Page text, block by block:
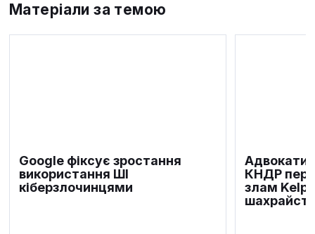
Матеріали за темою
Google фіксує зростання
використання ШІ
кіберзлочинцями
Адвокати
КНДР
злам Kelp